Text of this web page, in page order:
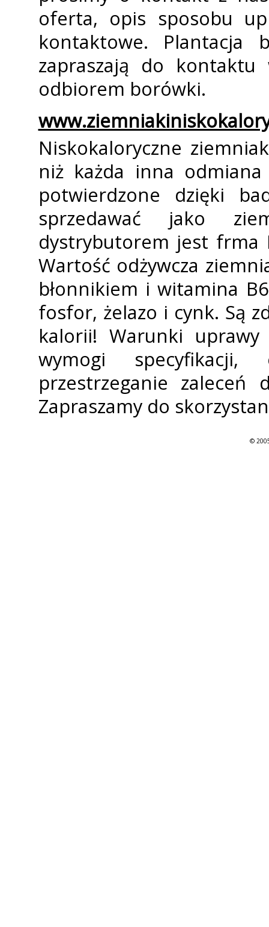
oferta, opis sposobu
kontaktowe. Plantacja
zapraszają do kontaktu
odbiorem borówki.
Niskokaloryczne
niż każda inna
potwierdzone dzięki
sprzedawać jako
dystrybutorem jest frma
Wartość odżywcza
błonnikiem i witamina
fosfor, żelazo i cynk. Są
kalorii! Warunki uprawy
wymogi
przestrzeganie zaleceń
Zapraszamy do
©